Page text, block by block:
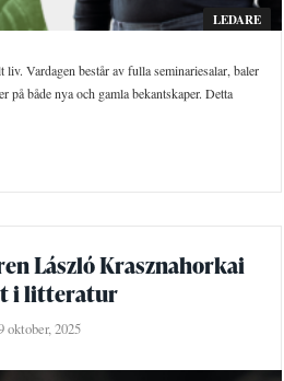
LEDARE
liv. Vardagen består av fulla seminariesalar, baler
på både nya och gamla bekantskaper. Detta
László Krasznahorkai
i litteratur
oktober, 2025